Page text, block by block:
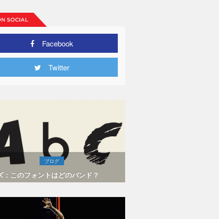
Facebook
Twitter
ブログ
：このフォントはどのバンド？